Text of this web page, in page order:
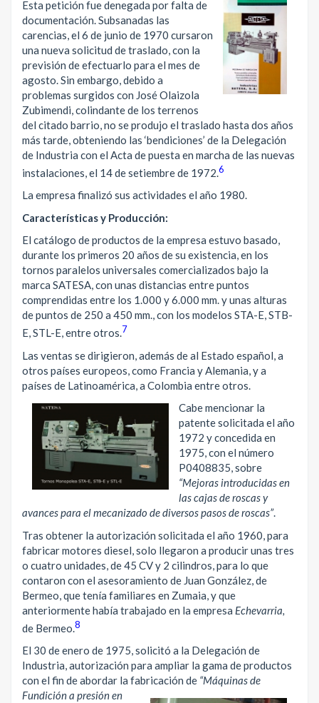
Esta petición fue denegada por falta de
documentación. Subsanadas las
carencias, el 6 de junio de 1970 cursaron
una nueva solicitud de traslado, con la
previsión de efectuarlo para el mes de
agosto. Sin embargo, debido a
problemas surgidos con José Olaizola
Zubimendi, colindante de los terrenos
del citado barrio, no se produjo el traslado hasta dos años
más tarde, obteniendo las ‘bendiciones’ de la Delegación
de Industria con el Acta de puesta en marcha de las nuevas
instalaciones, el 14 de setiembre de 1972.6
La empresa finalizó sus actividades el año 1980.
Características y Producción:
El catálogo de productos de la empresa estuvo basado,
durante los primeros 20 años de su existencia, en los
tornos paralelos universales comercializados bajo la
marca SATESA, con unas distancias entre puntos
comprendidas entre los 1.000 y 6.000 mm. y unas alturas
de puntos de 250 a 450 mm., con los modelos STA-E, STB-
E, STL-E, entre otros.7
Las ventas se dirigieron, además de al Estado español, a
otros países europeos, como Francia y Alemania, y a
países de Latinoamérica, a Colombia entre otros.
Cabe mencionar la
patente solicitada el año
1972 y concedida en
1975, con el número
P0408835, sobre
“Mejoras introducidas en
las cajas de roscas y
avances para el mecanizado de diversos pasos de roscas”.
Tras obtener la autorización solicitada el año 1960, para
fabricar motores diesel, solo llegaron a producir unas tres
o cuatro unidades, de 45 CV y 2 cilindros, para lo que
contaron con el asesoramiento de Juan González, de
Bermeo, que tenía familiares en Zumaia, y que
anteriormente había trabajado en la empresa Echevarria,
de Bermeo.8
El 30 de enero de 1975, solicitó a la Delegación de
Industria, autorización para ampliar la gama de productos
con el fin de abordar la fabricación de “Máquinas de
Fundición a presión en